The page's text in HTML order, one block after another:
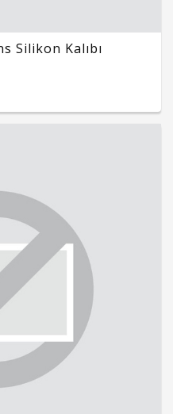
Silikon Kalıbı